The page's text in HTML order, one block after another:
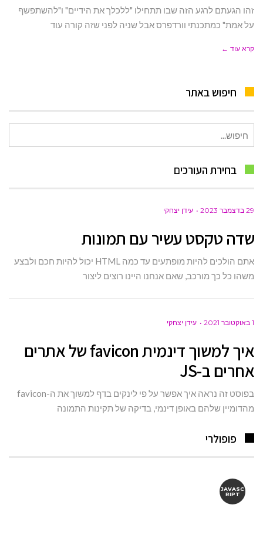
זהו הגעתם לרגע הזה שבו תתחילו "ללכלך את הידיים" ו"להשתפשף
על אמת" כמתכנתי וורדפרס אבל שניה לפני שזה קורה עוד
קרא עוד ←
חיפוש באתר
עבור:
בחירת העורכים
29 בדצמבר 2023 עידן יצחקי
שדה טקסט עשיר עם תמונות
אתם הולכים להיות מופתעים עד כמה HTML יכול להיות חכם ולבצע
משהו כל כך מורכב, שאם אנחנו היינו רוצים ליצור
1 באוקטובר 2021 עידן יצחקי
איך למשוך דינמית favicon של אתרים
אחרים ב-JS
בפוסט זה נראה איך אפשר על פי לינקים בדף למשוך את ה-favicon
מהדומיין שלהם באופן דינמי, בדיקה של תקינות התמונה
פופולרי
JAVASC
RIPT